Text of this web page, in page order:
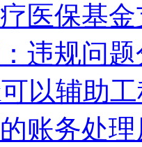
医保基
违规问
可以辅助
账务处